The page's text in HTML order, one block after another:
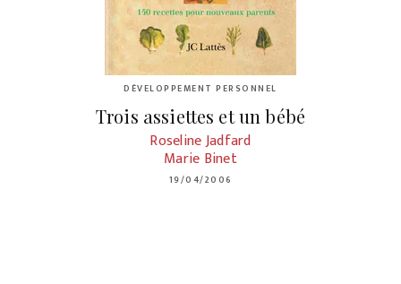
DÉVELOPPEMENT PERSONNEL
Trois assiettes et un bébé
Roseline Jadfard
Marie Binet
19/04/2006